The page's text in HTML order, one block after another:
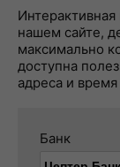
нашем сайте,
максимально
доступна
адреса и
Банк